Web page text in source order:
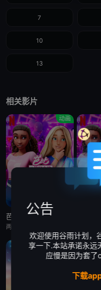
7
10
13
相关影片
动画
第6集完结
动画
公告
欢迎使用谷雨计划，
享一下.本站承诺永远
应慢是因为套了
下载